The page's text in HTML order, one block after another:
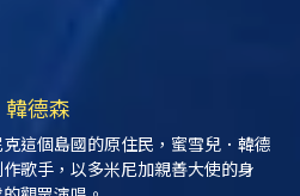
德森
這個島國的原住民，蜜雪兒．韓德
歌手，以多米尼加親善大使的身